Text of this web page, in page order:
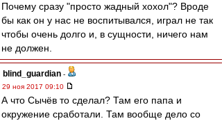
Почему сразу "просто жадный хохол"? Вроде
бы как он у нас не воспитывался, играл не так
чтобы очень долго и, в сущности, ничего нам
не должен.
blind_guardian -
29 ноя 2017 09:10
А что Сычёв то сделал? Там его папа и
окружение сработали. Там вообще дело со